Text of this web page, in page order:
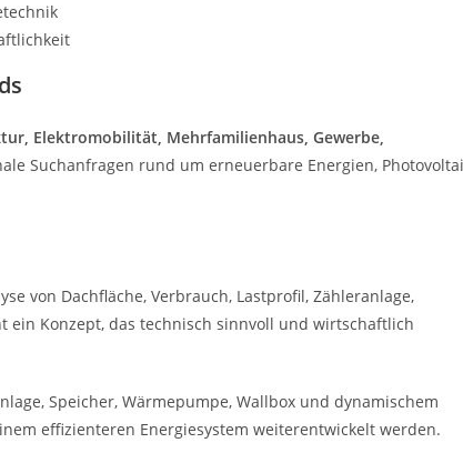
Elektromobilität, Mehrfamilienhaus, Gewerbe,
Suchanfragen rund um erneuerbare Energien,
von Dachfläche, Verbrauch, Lastprofil, Zähleranlage,
ein Konzept, das technisch sinnvoll und wirtschaftlich
Speicher, Wärmepumpe, Wallbox und dynamischem
effizienteren Energiesystem weiterentwickelt werden.